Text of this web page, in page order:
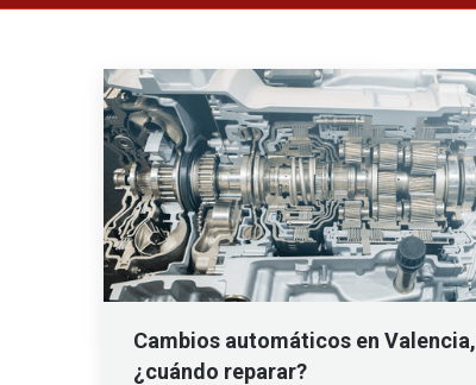
Cambios automáticos en Valencia,
¿cuándo reparar?